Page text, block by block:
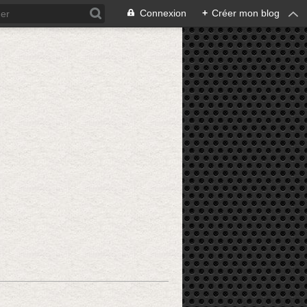
Connexion + Créer mon blog